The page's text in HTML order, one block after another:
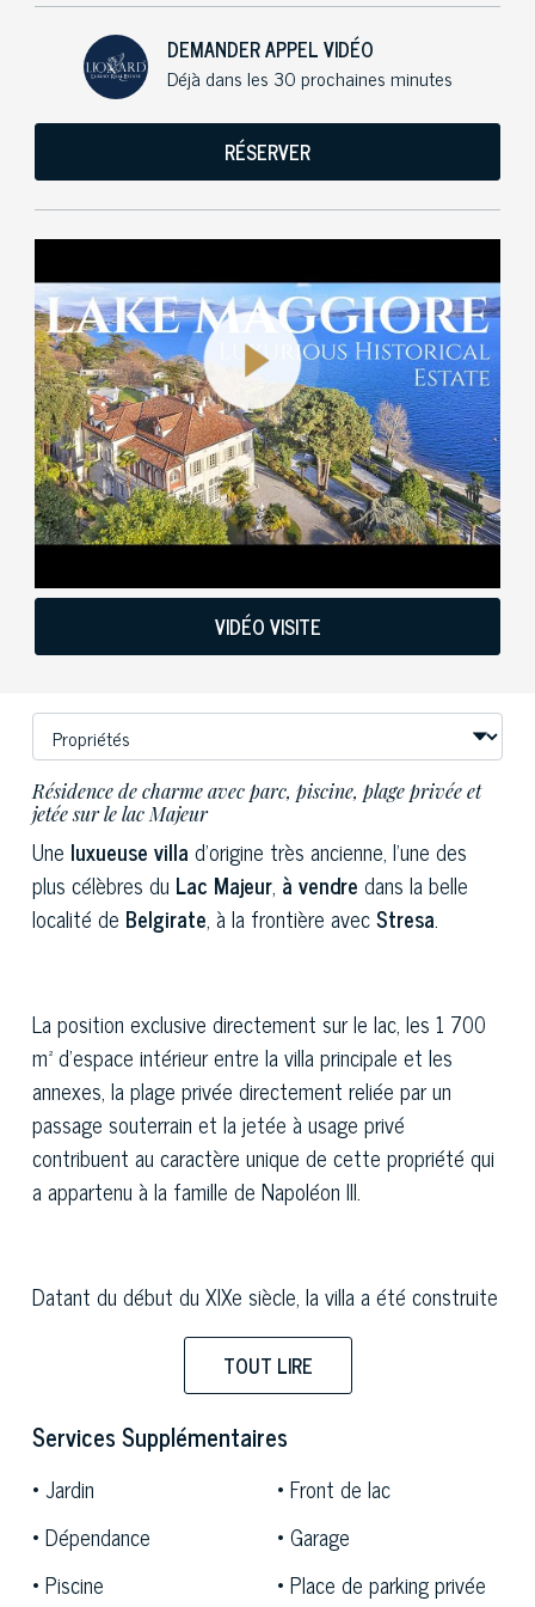
DEMANDER APPEL VIDÉO
Déjà dans les 30 prochaines minutes
RÉSERVER
VIDÉO VISITE
Résidence de charme avec parc, piscine, plage privée et
jetée sur le lac Majeur
Une luxueuse villa d'origine très ancienne, l'une des
plus célèbres du Lac Majeur, à vendre dans la belle
localité de Belgirate, à la frontière avecStresa.
La position exclusive directement sur le lac, les 1 700
m² d'espace intérieur entre la villa principale et les
annexes, la plage privée directement reliée par un
passage souterrain et la jetée à usage privé
contribuent au caractère unique de cette propriété qui
a appartenu à la famille de Napoléon III.
Datant du début du XIXe siècle, la villa a été construite
dans le style néoclassique tardif sur les murs d'un
édifice religieux antérieur pour Mathilde Létitia
Wilhelmine Bonaparte, fille du frère cadet de Napoléon,
Jérôme. Propriété ultérieure du prince russe Vladimir
Andrevic Dolgorukij, l'édifice n'a été remodelé qu'à la fin
du siècle dernier, tandis que le grand parc qui l'entoure
est resté intact dans sa conception d'origine, imaginée
amateur et constructeur de jardins, notamment en
TOUT LIRE
Services Supplémentaires
Jardin
Front de lac
Dépendance
Garage
Piscine
Place de parking privée